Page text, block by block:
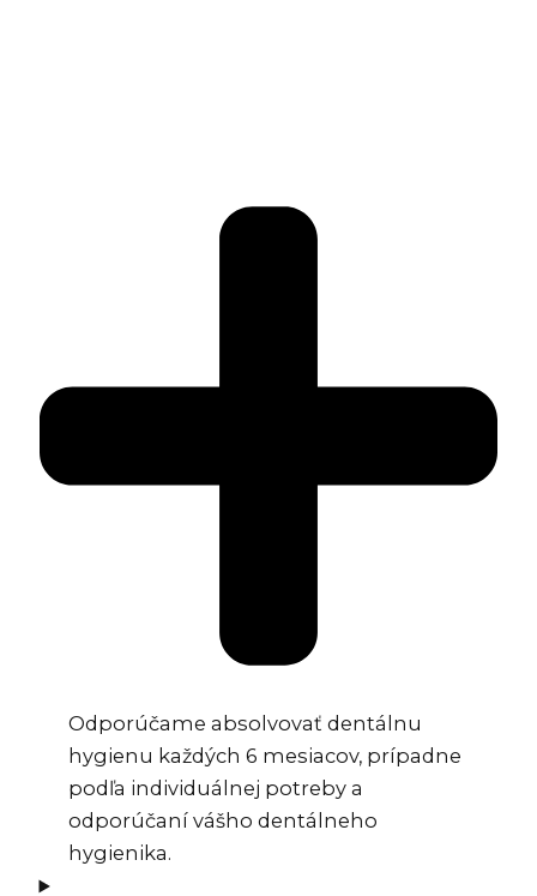
Odporúčame absolvovať dentálnu
hygienu každých 6 mesiacov, prípadne
podľa individuálnej potreby a
odporúčaní vášho dentálneho
hygienika.